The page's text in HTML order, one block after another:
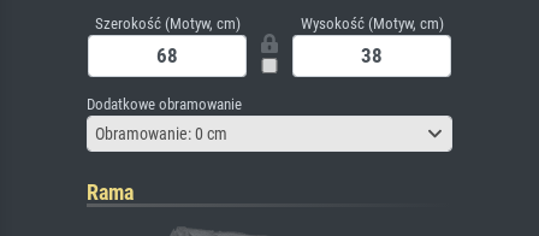
Szerokość (Motyw, cm) Wysokość (Motyw, cm)
Dodatkowe obramowanie
Obramowanie: 0 cm
Rama